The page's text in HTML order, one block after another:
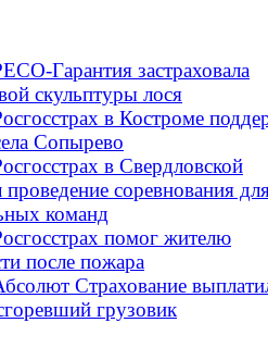
Гарантия застраховала
скульптуры лося
в Костроме
Сопырево
в Свердловской
соревнования
команд
помог жителю
после пожара
Страхование
грузовик